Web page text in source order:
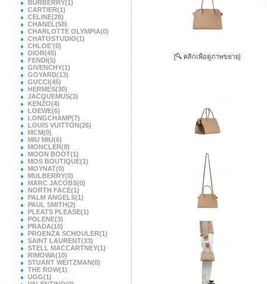
BURBERRY(1)
CARTIER(1)
CELINE(28)
CHANEL (58)
CHARLOTTE OLYMPIA(0)
CHATOSTUDIO(1)
CHLOE'(0)
DIOR(45)
FENDI(5)
GIVENCHY(1)
GOYARD(13)
GUCCI(45)
HERMES(30)
JACQUEMUS(3)
KENZO(4)
LOEWE(6)
LONGCHAMP(7)
LOUIS VUITTON(26)
MCM(0)
MIU MIU(6)
MONCLER(8)
MOON BOOT(1)
MOS BOUTIQUE(1)
MOYNAT(0)
MULBERRY(0)
MARC JACOBS(0)
NORTH FACE(1)
PALM ANGELS(1)
PAUL SMITH(2)
PLEATS PLEASE(1)
POLENE(3)
PRADA(10)
PROENZA SCHOULER(1)
SAINT LAURENT(33)
STELL MACCARTNEY(1)
RIMOWA(10)
STUART WEITZMAN(0)
THE ROW(1)
UGG(1)
[ คลิกเพื่อดูภาพขยาย]